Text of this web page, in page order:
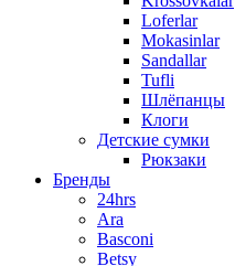
Loferlar
Mokasinlar
Sandallar
Tufli
Шлёпанцы
Клоги
Детские сумки
Рюкзаки
Бренды
24hrs
Ara
Basconi
Betsy